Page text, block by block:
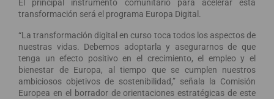
El principal instrumento comunitario para acelerar esta
transformación será el programa Europa Digital.
“La transformación digital en curso toca todos los aspectos de
nuestras vidas. Debemos adoptarla y asegurarnos de que
tenga un efecto positivo en el crecimiento, el empleo y el
bienestar de Europa, al tiempo que se cumplen nuestros
ambiciosos objetivos de sostenibilidad,” señala la Comisión
Europea en el borrador de orientaciones estratégicas de este